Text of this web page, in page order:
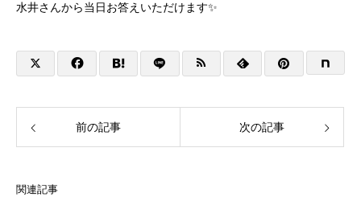
水井さんから当日お答えいただけます✨
前の記事 次の記事
関連記事